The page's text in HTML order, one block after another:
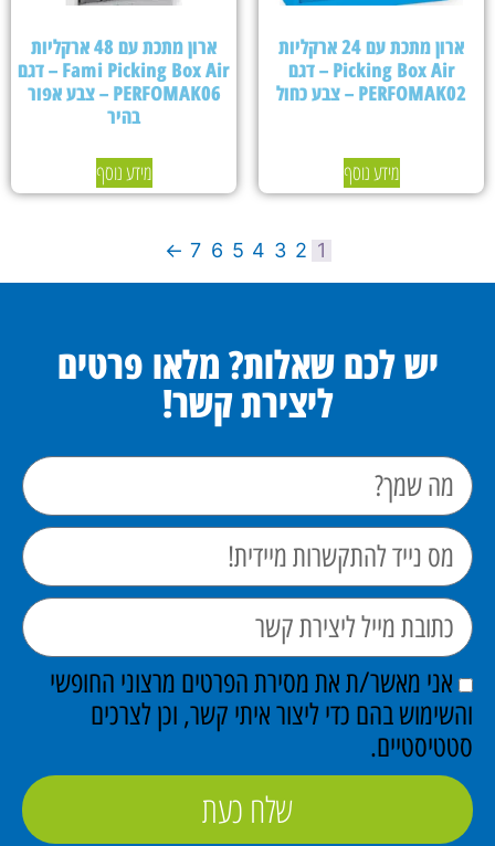
ארון מתכת עם 24 ארקליות
Picking Box Air – דגם
PERFOMAK02 – צבע כחול
מידע נוסף
ארון מתכת עם 48 ארקליות
Fami Picking Box Air – דגם
PERFOMAK06 – צבע אפור
בהיר
מידע נוסף
1
2
3
4
5
6
7
←
יש לכם שאלות? מלאו פרטים
ליצירת קשר!
אני מאשר/ת את מסירת הפרטים מרצוני החופשי
והשימוש בהם כדי ליצור איתי קשר, וכן לצרכים
סטטיסטיים.
שלח כעת